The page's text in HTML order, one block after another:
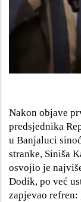
Nakon objave
predsjednika
u Banjaluci
stranke, Siniša
osvojio je
Dodik, po već
zapjevao refren: